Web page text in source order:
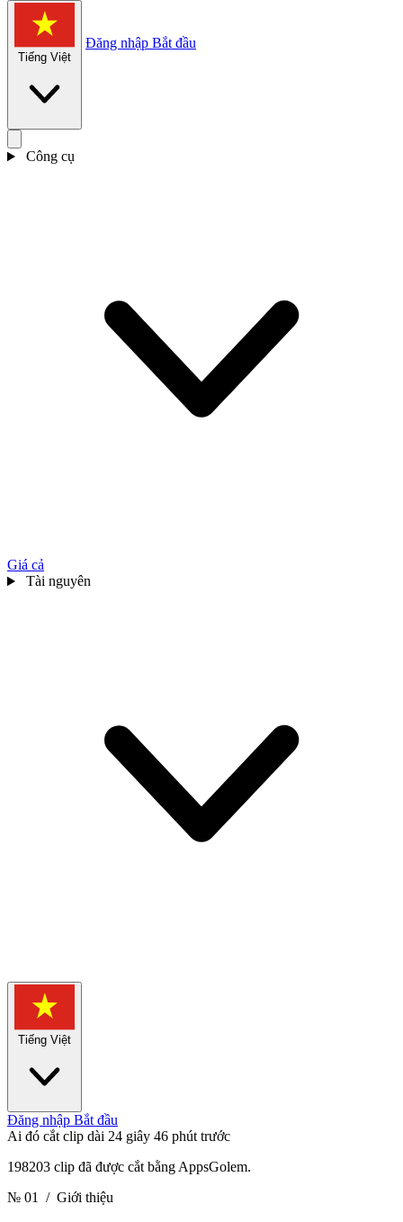
Tiếng Việt
Đăng nhập Bắt đầu
Công cụ
Giá cả
Tài nguyên
Tiếng Việt
Đăng nhập Bắt đầu
Ai đó cắt clip dài 24 giây 46 phút trước
198203 clip đã được cắt bằng AppsGolem.
№ 01
/ Giới thiệu